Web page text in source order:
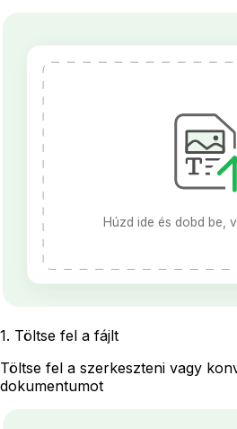
Húzd ide és dobd be,
1. Töltse fel a fájlt
Töltse fel a szerkeszteni vagy
dokumentumot